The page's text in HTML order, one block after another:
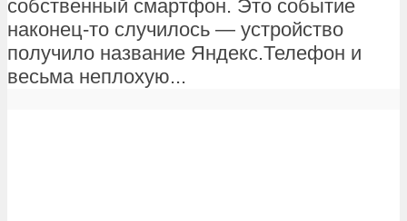
собственный смартфон. Это событие
наконец-то случилось — устройство
получило название Яндекс.Телефон и
весьма неплохую...